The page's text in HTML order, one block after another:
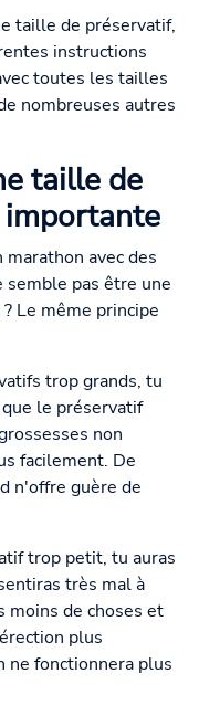
taille de préservatif,
instructions
toutes les tailles
nombreuses autres
taille de
avec des
semble pas être une
Le même principe
trop grands, tu
le préservatif
non
facilement. De
n'offre guère de
trop petit, tu auras
très mal à
moins de choses et
plus
ne fonctionnera plus